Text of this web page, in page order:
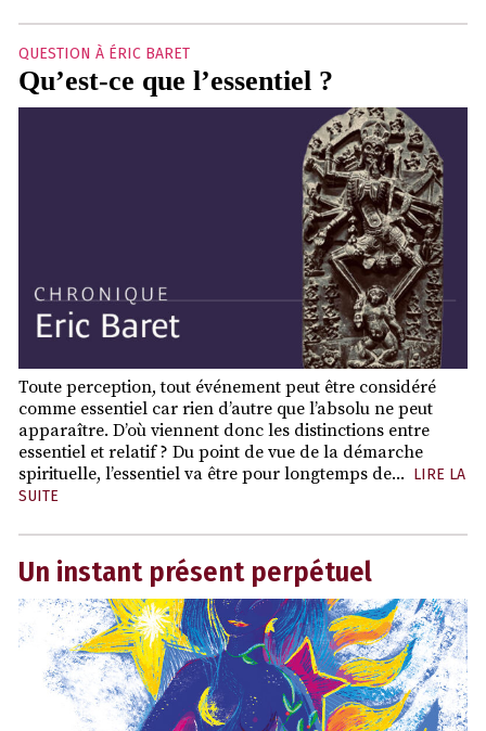
QUESTION À ÉRIC BARET
Qu’est-ce que l’essentiel ?
Toute perception, tout événement peut être considéré
comme essentiel car rien d’autre que l’absolu ne peut
apparaître. D’où viennent donc les distinctions entre
essentiel et relatif ? Du point de vue de la démarche
spirituelle, l’essentiel va être pour longtemps de... LIRE LA
SUITE
Un instant présent perpétuel